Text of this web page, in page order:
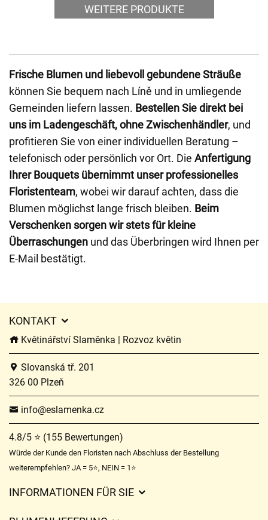
WEITERE PRODUKTE
Frische Blumen und liebevoll gebundene Sträuße
können Sie bequem nach Líně und in umliegende
Gemeinden liefern lassen. Bestellen Sie direkt bei
uns im Ladengeschäft, ohne Zwischenhändler, und
profitieren Sie von einer individuellen Beratung –
telefonisch oder persönlich vor Ort. Die Anfertigung
Ihrer Bouquets übernimmt unser professionelles
Floristenteam, wobei wir darauf achten, dass die
Blumen möglichst lange frisch bleiben. Beim
Verschenken sorgen wir stets für kleine
Überraschungen und das Überbringen wird Ihnen per
E-Mail bestätigt.
KONTAKT
Květinářství Slaměnka | Rozvoz květin
Slovanská tř. 201
326 00 Plzeň
info@eslamenka.cz
4.8/5 ⭐ (155 Bewertungen)
Würde der Kunde den Floristen nach Abschluss der Bestellung
weiterempfehlen? JA = 5⭐, NEIN = 1⭐
INFORMATIONEN FÜR SIE